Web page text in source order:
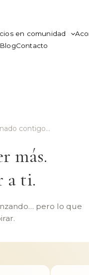
en comunidad
BlogContacto
contigo…
más.
a ti.
pero lo que